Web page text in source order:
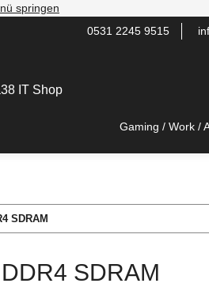
springen
0531 2245 9515
Gaming / Work /
SDRAM
DDR4 SDRAM